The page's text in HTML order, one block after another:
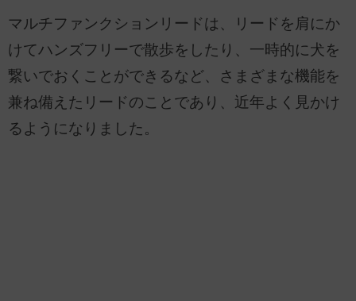
マルチファンクションリードは、リードを肩にか
けてハンズフリーで散歩をしたり、一時的に犬を
繋いでおくことができるなど、さまざまな機能を
兼ね備えたリードのことであり、近年よく見かけ
るようになりました。